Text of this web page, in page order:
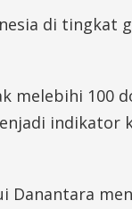
di tingkat
melebihi 100
indikator
Danantara